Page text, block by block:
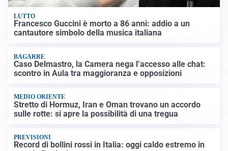
LUTTO
Francesco Guccini è morto a 86 anni: addio a un
cantautore simbolo della musica italiana
BAGARRE
Caso Delmastro, la Camera nega l’accesso alle chat:
scontro in Aula tra maggioranza e opposizioni
MEDIO ORIENTE
Stretto di Hormuz, Iran e Oman trovano un accordo
sulle rotte: si apre la possibilità di una tregua
PREVISIONI
Record di bollini rossi in Italia: oggi caldo estremo in